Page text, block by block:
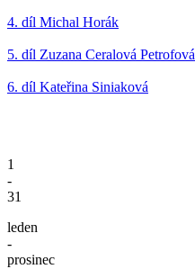
4. díl Michal Horák
5. díl Zuzana Ceralová Petrofová
6. díl Kateřina Siniaková
1
-
31
leden
-
prosinec